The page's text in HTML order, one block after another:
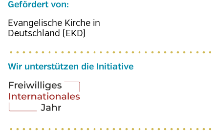
Gefördert von:
Evangelische Kirche in
Deutschland (EKD)
Wir unterstützen die Initiative